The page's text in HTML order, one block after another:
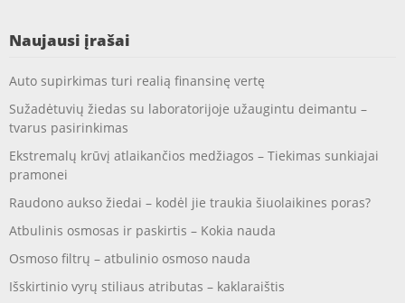
Naujausi įrašai
Auto supirkimas turi realią finansinę vertę
Sužadėtuvių žiedas su laboratorijoje užaugintu deimantu –
tvarus pasirinkimas
Ekstremalų krūvį atlaikančios medžiagos – Tiekimas sunkiajai
pramonei
Raudono aukso žiedai – kodėl jie traukia šiuolaikines poras?
Atbulinis osmosas ir paskirtis – Kokia nauda
Osmoso filtrų – atbulinio osmoso nauda
Išskirtinio vyrų stiliaus atributas – kaklaraištis